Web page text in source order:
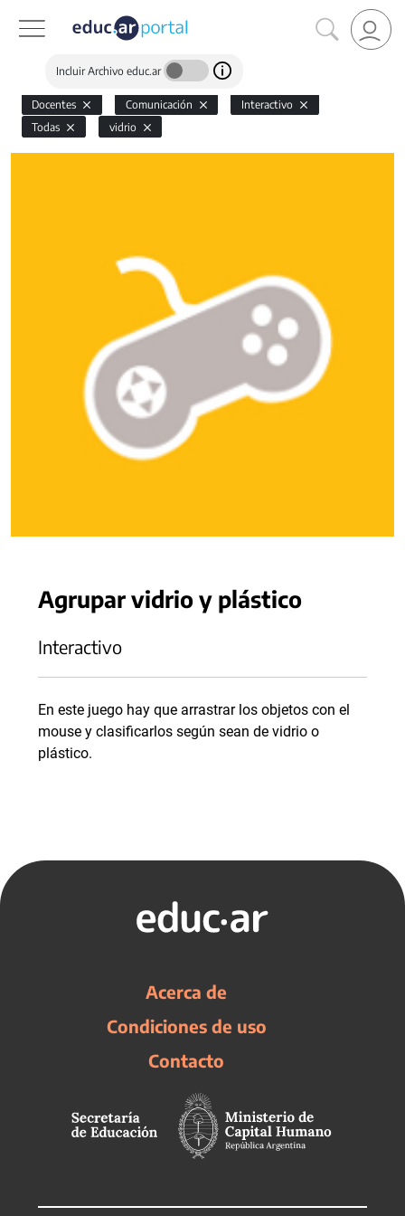
Incluir Archivo educ.ar
Docentes Comunicación
Interactivo
Todas
vidrio
Agrupar vidrio y plástico
Interactivo
En este juego hay que arrastrar los objetos con el
mouse y clasificarlos según sean de vidrio o
plástico.
Acerca de
Condiciones de uso
Contacto